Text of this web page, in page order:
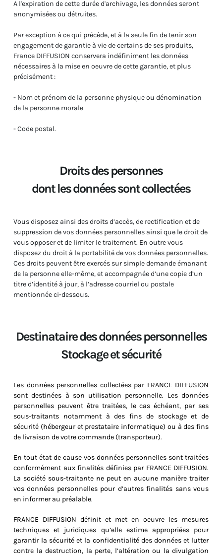
A l'expiration de cette durée d'archivage, les données seront
anonymisées ou détruites.
Par exception à ce qui précède, et à la seule fin de tenir son
engagement de garantie à vie de certains de ses produits,
France DIFFUSION conservera indéfiniment les données
nécessaires à la mise en oeuvre de cette garantie, et plus
précisément :
- Nom et prénom de la personne physique ou dénomination
de la personne morale
- Code postal.
Droits des personnes
dont les données sont collectées
Vous disposez ainsi des droits d’accès, de rectification et de
suppression de vos données personnelles ainsi que le droit de
vous opposer et de limiter le traitement. En outre vous
disposez du droit à la portabilité de vos données personnelles.
Ces droits peuvent être exercés sur simple demande émanant
de la personne elle-même, et accompagnée d’une copie d’un
titre d’identité à jour, à l’adresse courriel ou postale
mentionnée ci-dessous.
Destinataire des données personnelles
Stockage et sécurité
Les données personnelles collectées par FRANCE DIFFUSION
sont destinées à son utilisation personnelle. Les données
personnelles peuvent être traitées, le cas échéant, par ses
sous-traitants notamment à des fins de stockage et de
sécurité (hébergeur et prestataire informatique) ou à des fins
de livraison de votre commande (transporteur).
En tout état de cause vos données personnelles sont traitées
conformément aux finalités définies par FRANCE DIFFUSION.
La société sous-traitante ne peut en aucune manière traiter
vos données personnelles pour d’autres finalités sans vous
en informer au préalable.
FRANCE DIFFUSION définit et met en oeuvre les mesures
techniques et juridiques qu’elle estime appropriées pour
garantir la sécurité et la confidentialité des données et lutter
contre la destruction, la perte, l’altération ou la divulgation